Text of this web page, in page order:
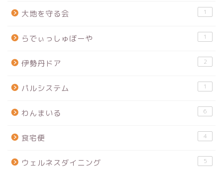
大地を守る会 1
らでぃっしゅぼーや 1
伊勢丹ドア 2
パルシステム 1
わんまいる 6
食宅便 4
ウェルネスダイニング 5